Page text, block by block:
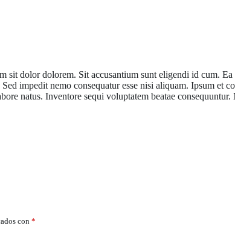
sit dolor dolorem. Sit accusantium sunt eligendi id cum.
impedit nemo consequatur esse nisi aliquam. Ipsum et
natus. Inventore sequi voluptatem beatae
con *